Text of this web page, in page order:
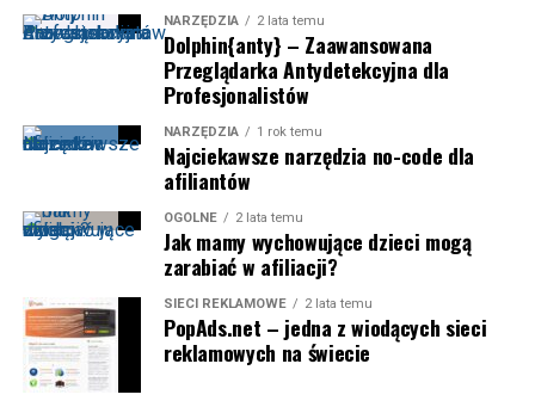
NARZĘDZIA 2 lata temu
Dolphin{anty} – Zaawansowana
Przeglądarka Antydetekcyjna dla
Profesjonalistów
NARZĘDZIA 1 rok temu
Najciekawsze narzędzia no-code dla
afiliantów
OGÓLNE 2 lata temu
Jak mamy wychowujące dzieci mogą
zarabiać w afiliacji?
SIECI REKLAMOWE 2 lata temu
PopAds.net – jedna z wiodących sieci
reklamowych na świecie